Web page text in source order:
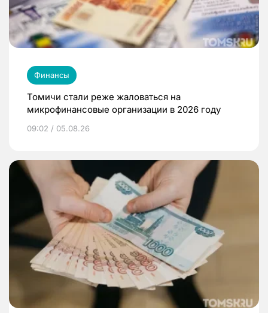
Финансы
Томичи стали реже жаловаться на
микрофинансовые организации в 2026 году
09:02 / 05.08.26